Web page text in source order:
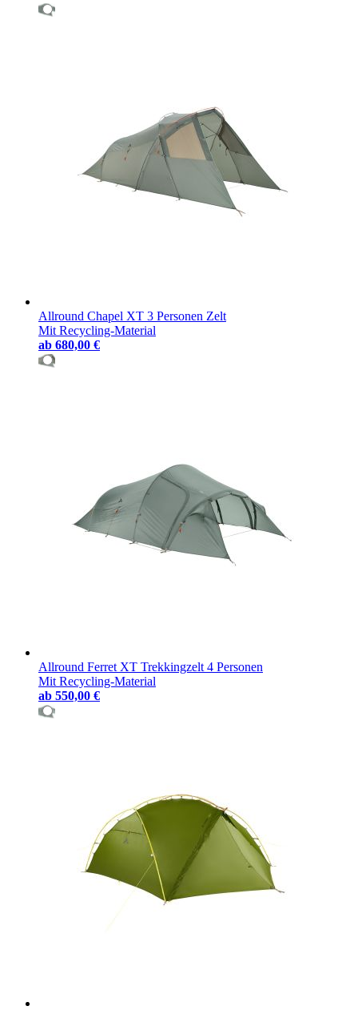
Allround Chapel XT 3 Personen Zelt
Mit Recycling-Material
ab 680,00 €
Allround Ferret XT Trekkingzelt 4 Personen
Mit Recycling-Material
ab 550,00 €